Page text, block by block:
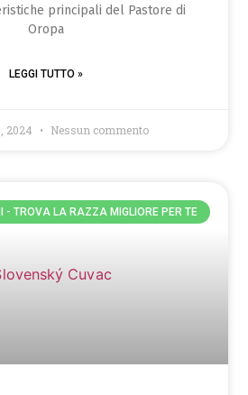
principali del Pastore di
Oropa
LEGGI TUTTO »
2024 Nessun commento
- TROVA LA RAZZA MIGLIORE PER TE